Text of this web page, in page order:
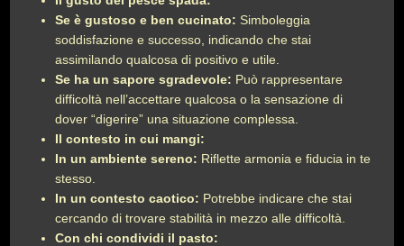
Se è gustoso e ben cucinato: Simboleggia
soddisfazione e successo, indicando che stai
assimilando qualcosa di positivo e utile.
Se ha un sapore sgradevole: Può rappresentare
difficoltà nell’accettare qualcosa o la sensazione di
dover “digerire” una situazione complessa.
Il contesto in cui mangi:
In un ambiente sereno: Riflette armonia e fiducia in te
stesso.
In un contesto caotico: Potrebbe indicare che stai
cercando di trovare stabilità in mezzo alle difficoltà.
Con chi condividi il pasto: